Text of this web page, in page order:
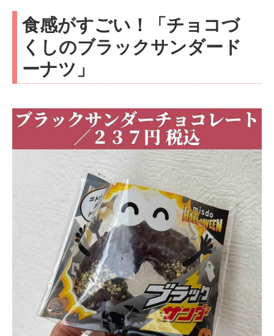
食感がすごい！「チョコづ
くしのブラックサンダード
ーナツ」